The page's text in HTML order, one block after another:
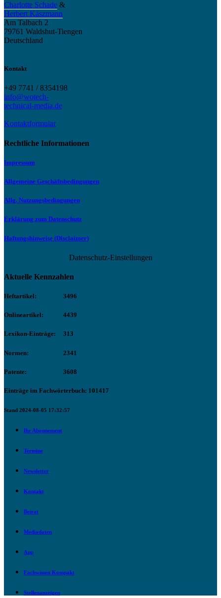
Charlotte Schade &
Herbert Käszmann
Am Talbach 2
79761 Waldshut-Tiengen
Deutschland
Kontakt
+49 7741 / 8354198
info@wotech-
technical-media.de
Kontaktformular
Rechtliche Informationen
Impressum
Allgemeine Geschäftsbedingungen
Allg. Nutzungsbedingungen
Erklärung zum Datenschutz
Haftungshinweise (Disclaimer)
Datenschutz-Einstellungen
Aktuelle Kennzahlen
Heftartikel: 3496
Onlineartikel: 4439
Lexikon-Einträge: 313
Normen: 2341
Patente: 3608
Einträge im Fachwörterbuch: 101417
Stand 2024-08-05 17:32:57
Ihr Abonnement
Termine
Newsletter
Kontakt
Beirat
Mediadaten
App
Fachwissen Kompakt
Stellenanzeigen